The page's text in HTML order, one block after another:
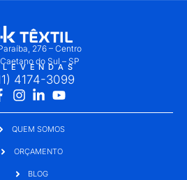
276 – Centro
do Sul – SP
4174-3099
QUEM SOMOS
ORÇAMENTO
BLOG